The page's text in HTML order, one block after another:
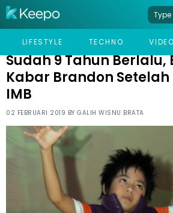
LIFESTYLE TECHNO VIDEO
HOME CELEB
SUDAH 9 TAHUN BERLALU,
Sudah 9 Tahun Berlalu,
Kabar Brandon
IMB
02 FEBRUARI 2019 BY GALIH WISNU BRATA